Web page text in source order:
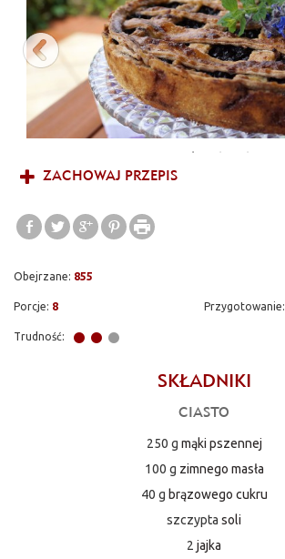
ZACHOWAJ PRZEPIS
Obejrzane: 855
Porcje: 8 Przygotowanie:
Trudność:
SKŁADNIKI
CIASTO
250 g mąki pszennej
100 g zimnego masła
40 g brązowego cukru
szczypta soli
2 jajka